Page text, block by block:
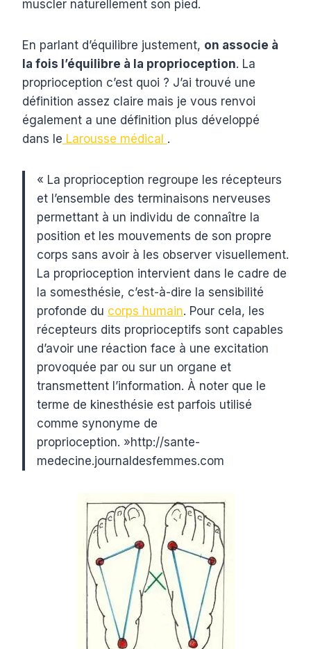
muscler naturellement son pied.
En parlant d’équilibre justement, on associe à
la fois l’équilibre à la proprioception. La
proprioception c’est quoi ? J’ai trouvé une
définition assez claire mais je vous renvoi
également a une définition plus développé
dans le Larousse médical .
« La proprioception regroupe les récepteurs
et l’ensemble des terminaisons nerveuses
permettant à un individu de connaître la
position et les mouvements de son propre
corps sans avoir à les observer visuellement.
La proprioception intervient dans le cadre de
la somesthésie, c’est-à-dire la sensibilité
profonde du corps humain. Pour cela, les
récepteurs dits proprioceptifs sont capables
d’avoir une réaction face à une excitation
provoquée par ou sur un organe et
transmettent l’information. À noter que le
terme de kinesthésie est parfois utilisé
comme synonyme de
proprioception. »http://sante-
medecine.journaldesfemmes.com